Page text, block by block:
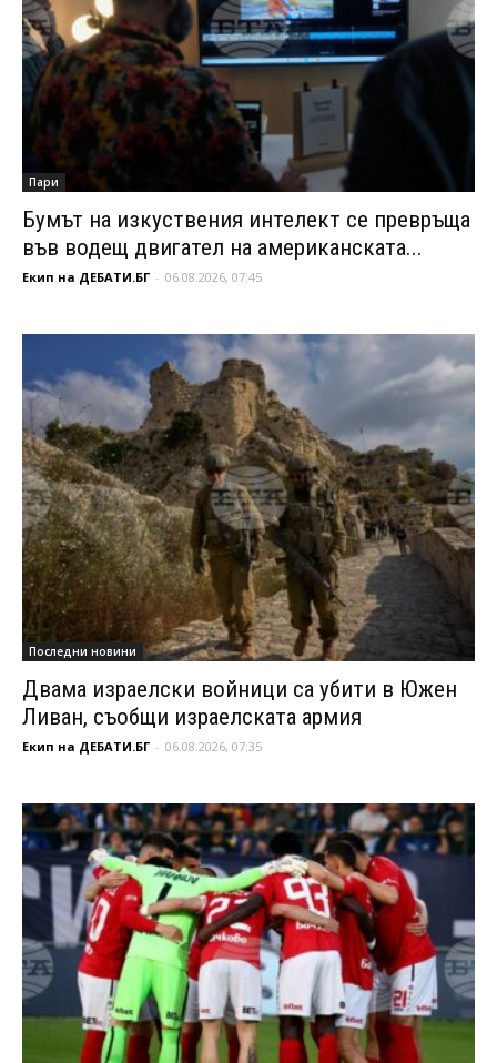
Пари
Бумът на изкуствения интелект се превръща
във водещ двигател на американската...
Екип на ДЕБАТИ.БГ - 06.08.2026, 07:45
Последни новини
Двама израелски войници са убити в Южен
Ливан, съобщи израелската армия
Екип на ДЕБАТИ.БГ - 06.08.2026, 07:35